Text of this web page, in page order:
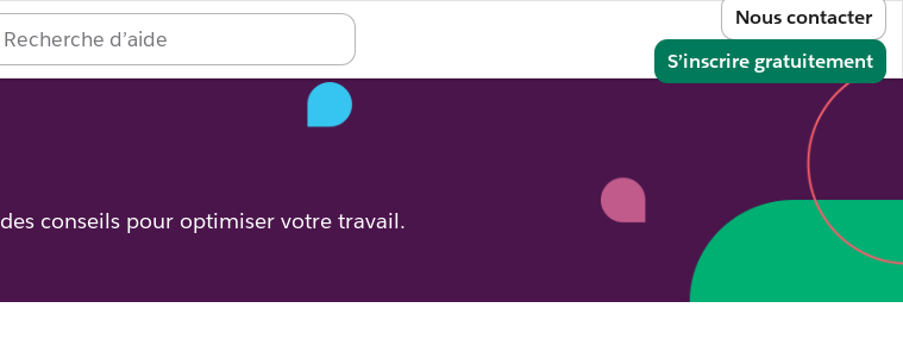
Se
connecter
Nous contacter
S’inscrire gratuitement
conseils pour optimiser votre travail.